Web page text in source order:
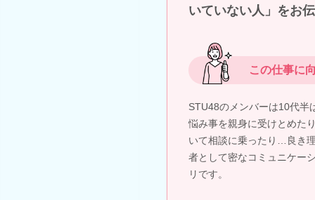
いていない人」をお
この仕事に
STU48のメンバーは10代半
悩み事を親身に受けとめた
いて相談に乗ったり…良き
者として密なコミュニケー
リです。